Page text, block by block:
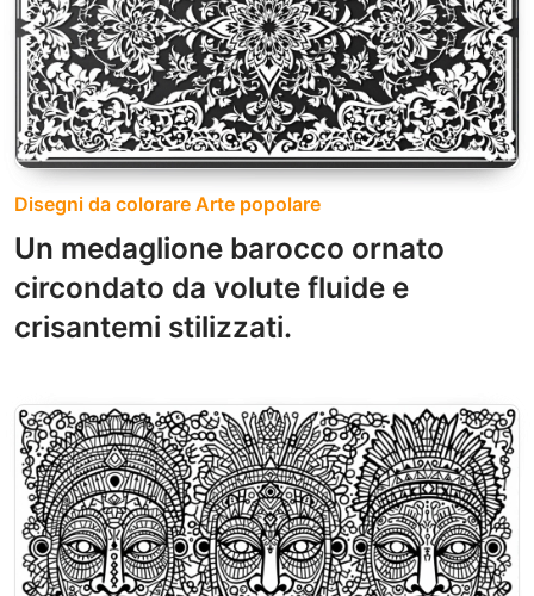
Disegni da colorare Arte popolare
Un medaglione barocco ornato
circondato da volute fluide e
crisantemi stilizzati.